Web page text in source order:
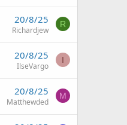
20/8/25
Richardjew
R
20/8/25
IlseVargo
I
20/8/25
Matthewded
M